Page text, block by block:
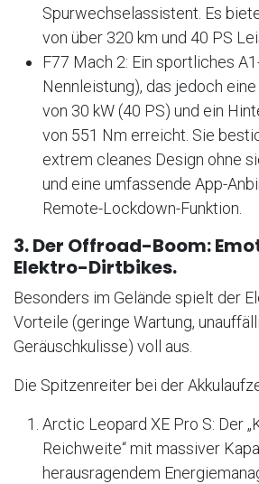
Spurwechselassistent. Es
von über 320 km und 40 PS
F77 Mach 2: Ein sportliches
Nennleistung), das jedoch
von 30 kW (40 PS) und ein
von 551 Nm erreicht. Sie
extrem cleanes Design ohne
und eine umfassende App-
Remote-Lockdown-Funktion.
3. Der Offroad-Boom:
Elektro-Dirtbikes.
Besonders im Gelände spielt der
Vorteile (geringe Wartung,
Geräuschkulisse) voll aus.
Die Spitzenreiter bei der
Arctic Leopard XE Pro S: Der
Reichweite“ mit massiver
herausragendem